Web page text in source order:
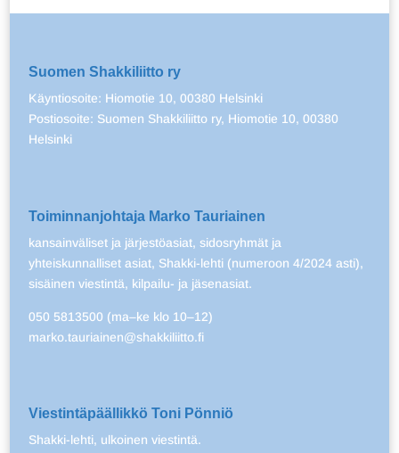
Suomen Shakkiliitto ry
Käyntiosoite: Hiomotie 10, 00380 Helsinki
Postiosoite: Suomen Shakkiliitto ry, Hiomotie 10, 00380
Helsinki
Toiminnanjohtaja Marko Tauriainen
kansainväliset ja järjestöasiat, sidosryhmät ja
yhteiskunnalliset asiat, Shakki-lehti (numeroon 4/2024 asti),
sisäinen viestintä, kilpailu- ja jäsenasiat.
050 5813500 (ma–ke klo 10–12)
marko.tauriainen@shakkiliitto.fi
Viestintäpäällikkö Toni Pönniö
Shakki-lehti, ulkoinen viestintä.